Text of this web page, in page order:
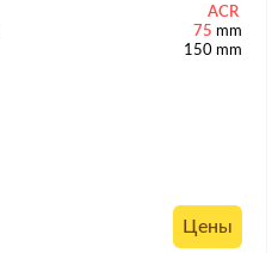
ACR
75 mm
150 mm
Цены